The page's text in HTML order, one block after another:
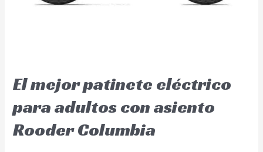
El mejor patinete eléctrico
para adultos con asiento
Rooder Columbia